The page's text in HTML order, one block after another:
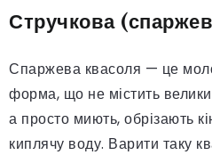
Стручкова
Спаржева квасоля — це
форма, що не містить
а просто миють, обрізають
киплячу воду. Варити таку